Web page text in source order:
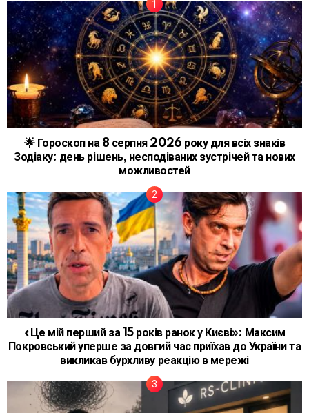
🌟 Гороскоп на 8 серпня 2026 року для всіх знаків
Зодіаку: день рішень, несподіваних зустрічей та нових
можливостей
«Це мій перший за 15 років ранок у Києві»: Максим
Покровський уперше за довгий час приїхав до України та
викликав бурхливу реакцію в мережі